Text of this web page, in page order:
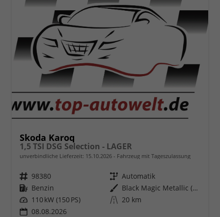
Skoda Karoq
1,5 TSI DSG Selection - LAGER
unverbindliche Lieferzeit: 15.10.2026 Fahrzeug mit Tageszulassung
Fahrzeugnr. 98380 Getriebe Automatik
Kraftstoff Benzin Außenfarbe
Black Magic Metallic (1Z)
Leistung 110 kW (150 PS) Kilometerstand 20 km
08.08.2026